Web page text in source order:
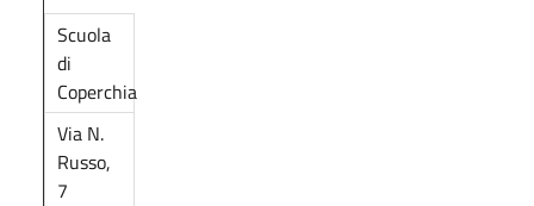
Scuola
di
Coperchia
Via N.
Russo,
7